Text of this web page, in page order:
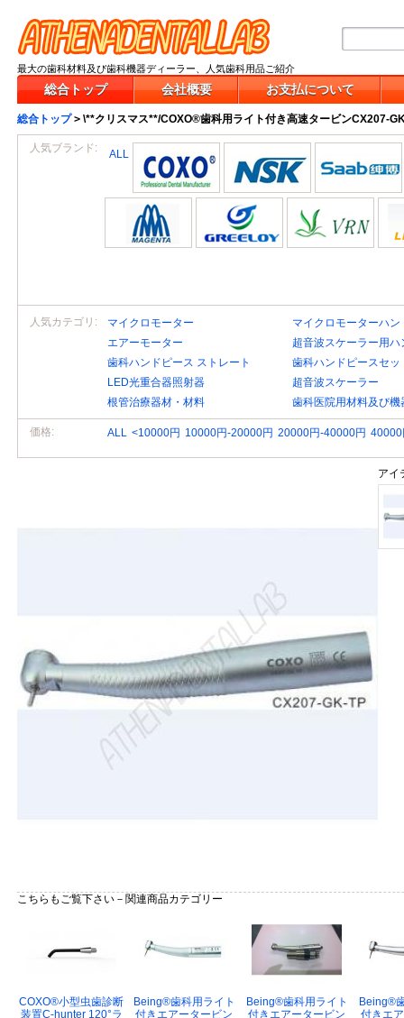
最大の歯科材料及び歯科機器ディーラー、人気歯科用品ご紹介
総合トップ 会社概要 お支払について
総合トップ > \**クリスマス**/COXO®歯科用ライト付き高速タービンCX207-
人気ブランド: ALL
人気カテゴリ: マイクロモーター
マイクロモーターハン
エアーモーター
超音波スケーラー用ハ
歯科ハンドピース ストレート
歯科ハンドピースセッ
LED光重合器照射器
超音波スケーラー
根管治療器材・材料
歯科医院用材料及び機
価格: ALL <10000円 10000円-20000円 20000円-40000円
アイ
こちらもご覧下さい－関連商品カテゴリー
COXO®小型虫歯診断
装置C-hunter 120°ラ
Being®歯科用ライト
付きエアータービン
Being®歯科用ライト
付きエアータービン
Being®
付きエ